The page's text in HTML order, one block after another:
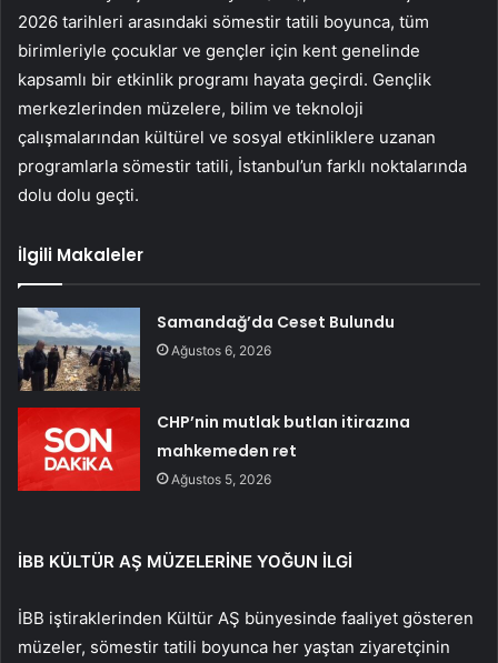
2026 tarihleri arasındaki sömestir tatili boyunca, tüm
birimleriyle çocuklar ve gençler için kent genelinde
kapsamlı bir etkinlik programı hayata geçirdi. Gençlik
merkezlerinden müzelere, bilim ve teknoloji
çalışmalarından kültürel ve sosyal etkinliklere uzanan
programlarla sömestir tatili, İstanbul’un farklı noktalarında
dolu dolu geçti.
İlgili Makaleler
Samandağ’da Ceset Bulundu
Ağustos 6, 2026
CHP’nin mutlak butlan itirazına
mahkemeden ret
Ağustos 5, 2026
İBB KÜLTÜR AŞ MÜZELERİNE YOĞUN İLGİ
İBB iştiraklerinden Kültür AŞ bünyesinde faaliyet gösteren
müzeler, sömestir tatili boyunca her yaştan ziyaretçinin